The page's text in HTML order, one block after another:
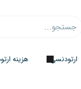
ارتودنسی هزینه